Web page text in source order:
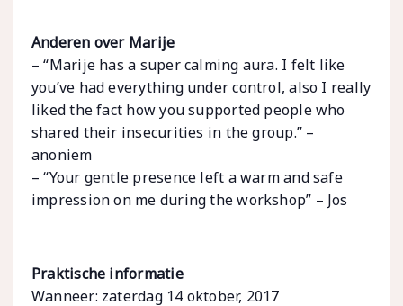
Anderen over Marije
– “Marije has a super calming aura. I felt like
you’ve had everything under control, also I really
liked the fact how you supported people who
shared their insecurities in the group.” –
anoniem
– “Your gentle presence left a warm and safe
impression on me during the workshop” – Jos
Praktische informatie
Wanneer: zaterdag 14 oktober, 2017